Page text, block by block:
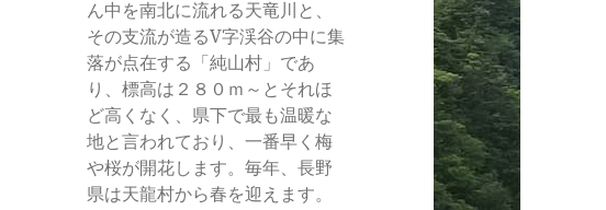
ん中を南北に流れる天竜川と、
その支流が造るV字渓谷の中に集
落が点在する「純山村」であ
り、標高は２８０ｍ～とそれほ
ど高くなく、県下で最も温暖な
地と言われており、一番早く梅
や桜が開花します。毎年、長野
県は天龍村から春を迎えます。